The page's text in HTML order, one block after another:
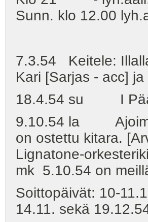
Sunn. klo 12.00
7.3.54 Keitele:
Kari [Sarjas - acc]
18.4.54 su I
9.10.54 la
on ostettu kitara.
Lignatone-
mk 5.10.54 on
Soittopäivät: 10-
14.11. sekä